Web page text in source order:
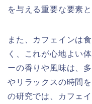
を与える重要な要素
また、カフェインは
く、これが心地よい
ーの香りや風味は、
やリラックスの時間
の研究では、カフェ